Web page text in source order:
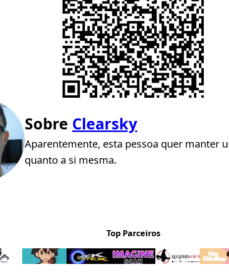
Sobre Clearsky
Aparentemente, esta pessoa quer manter
quanto a si mesma.
Top Parceiros